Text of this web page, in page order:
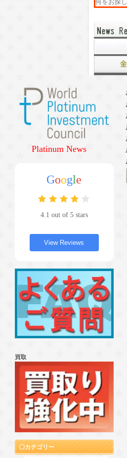
Platinum News
Google
4.1 out of 5 stars
View Reviews
買取
カテゴリー